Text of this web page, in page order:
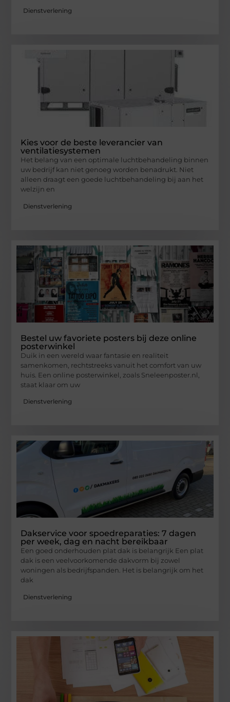
Dienstverlening
Kies voor de beste leverancier van
ventilatiesystemen
Het belang van een optimale luchtbehandeling binnen
uw bedrijf kan niet genoeg worden benadrukt. Niet
alleen draagt een goede luchtbehandeling bij aan het
welzijn en
Dienstverlening
Bestel uw favoriete posters bij deze online
posterwinkel
Duik in een wereld waar fantasie en realiteit
samenkomen, rechtstreeks vanuit het comfort van uw
huis. Een online posterwinkel, zoals Sneleenposter.nl,
staat klaar om uw
Dienstverlening
Dakservice voor spoedreparaties: 7 dagen
per week, dag en nacht bereikbaar
Een goed onderhouden plat dak is belangrijk Een plat
dak is een veelvoorkomende dakvorm bij zowel
woningen als bedrijfspanden. Het is belangrijk om het
dak
Dienstverlening